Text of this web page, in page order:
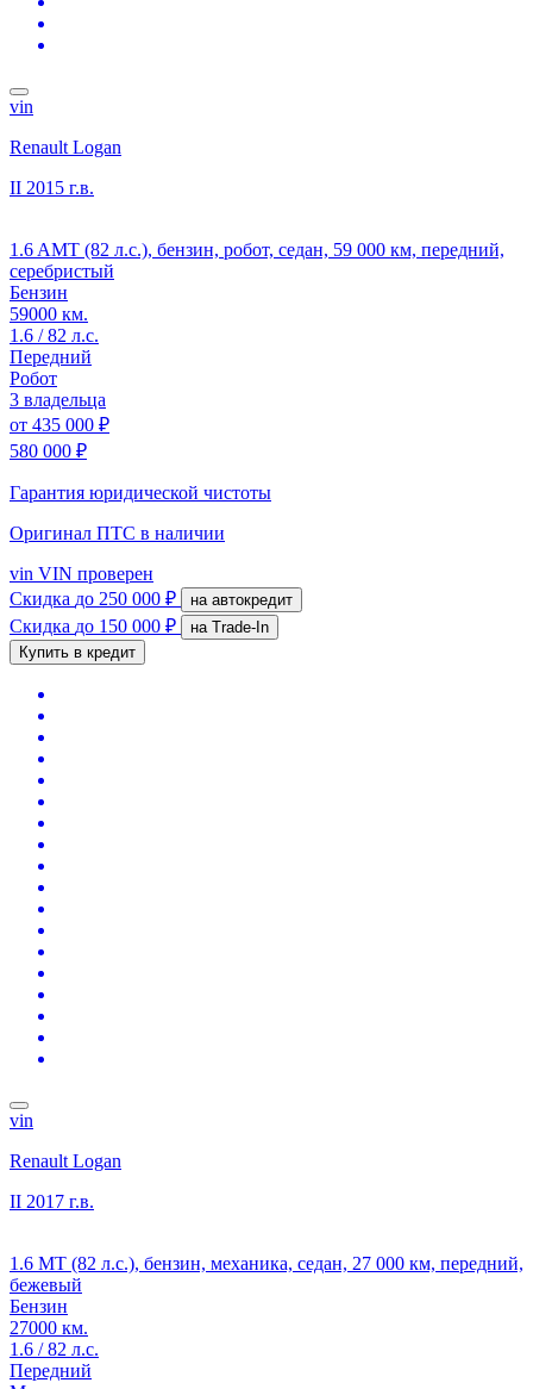
vin
Renault Logan
II 2015 г.в.
1.6 AMT (82 л.с.), бензин, робот, седан, 59 000 км, передний,
серебристый
Бензин
59000 км.
1.6 / 82 л.с.
Передний
Робот
3 владельца
от 435 000 ₽
580 000 ₽
Гарантия юридической чистоты
Оригинал ПТС в наличии
vin VIN проверен
Скидка до 250 000 ₽ на автокредит
Скидка до 150 000 ₽
на Trade-In
Купить в кредит
vin
Renault Logan
II 2017 г.в.
1.6 MT (82 л.с.), бензин, механика, седан, 27 000 км, передний,
бежевый
Бензин
27000 км.
1.6 / 82 л.с.
Передний